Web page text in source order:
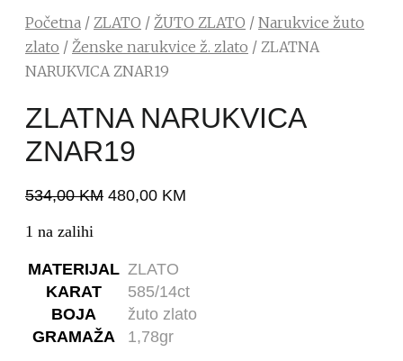
Početna / ZLATO / ŽUTO ZLATO / Narukvice žuto
zlato / Ženske narukvice ž. zlato / ZLATNA
NARUKVICA ZNAR19
ZLATNA NARUKVICA
ZNAR19
534,00KM 480,00 KM
1 na zalihi
MATERIJAL ZLATO
KARAT
585/14ct
BOJA
žuto zlato
GRAMAŽA
1,78gr